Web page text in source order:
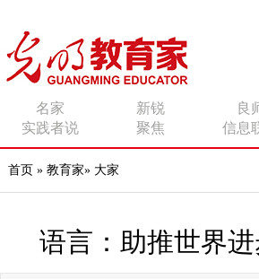
名家 新锐 良
实践者说
聚焦 信息
首页 » 教育家» 大家
语言：助推世界